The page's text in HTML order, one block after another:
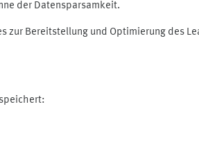
der Datensparsamkeit.
Bereitstellung und Optimierung des